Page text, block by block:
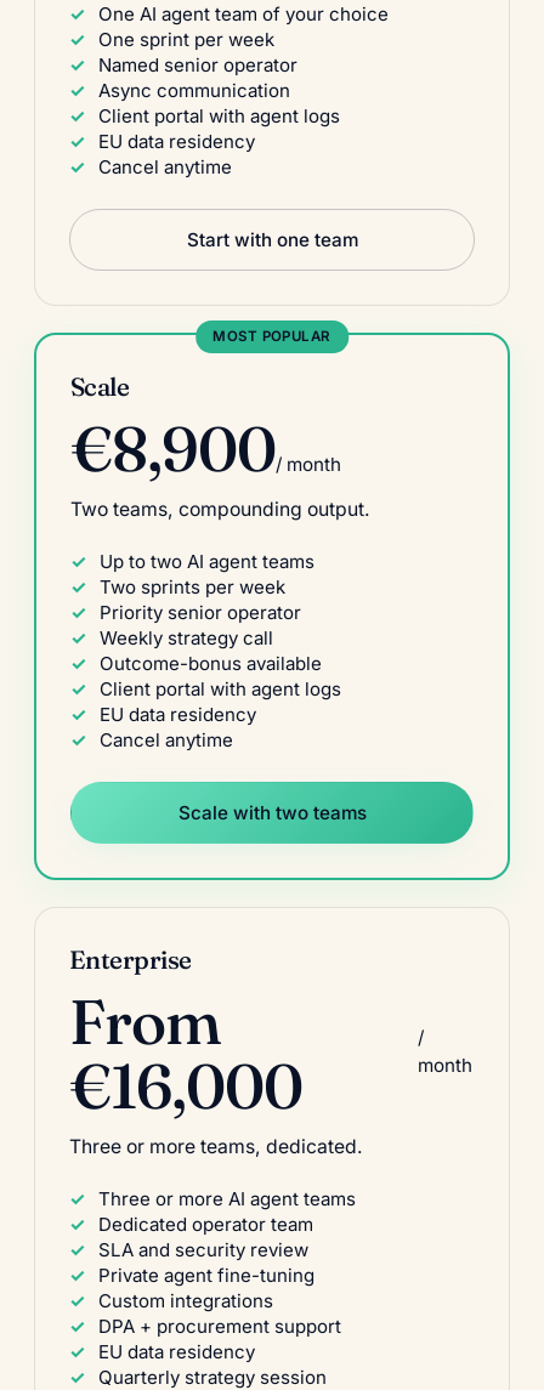
One AI agent team of your choice
One sprint per week
Named senior operator
Async communication
Client portal with agent logs
EU data residency
Cancel anytime
Start with one team
MOST POPULAR
Scale
€8,900/ month
Two teams, compounding output.
Up to two AI agent teams
Two sprints per week
Priority senior operator
Weekly strategy call
Outcome-bonus available
Client portal with agent logs
EU data residency
Cancel anytime
Scale with two teams
Enterprise
From
€16,000
/
month
Three or more teams, dedicated.
Three or more AI agent teams
Dedicated operator team
SLA and security review
Private agent fine-tuning
Custom integrations
DPA + procurement support
EU data residency
Quarterly strategy session